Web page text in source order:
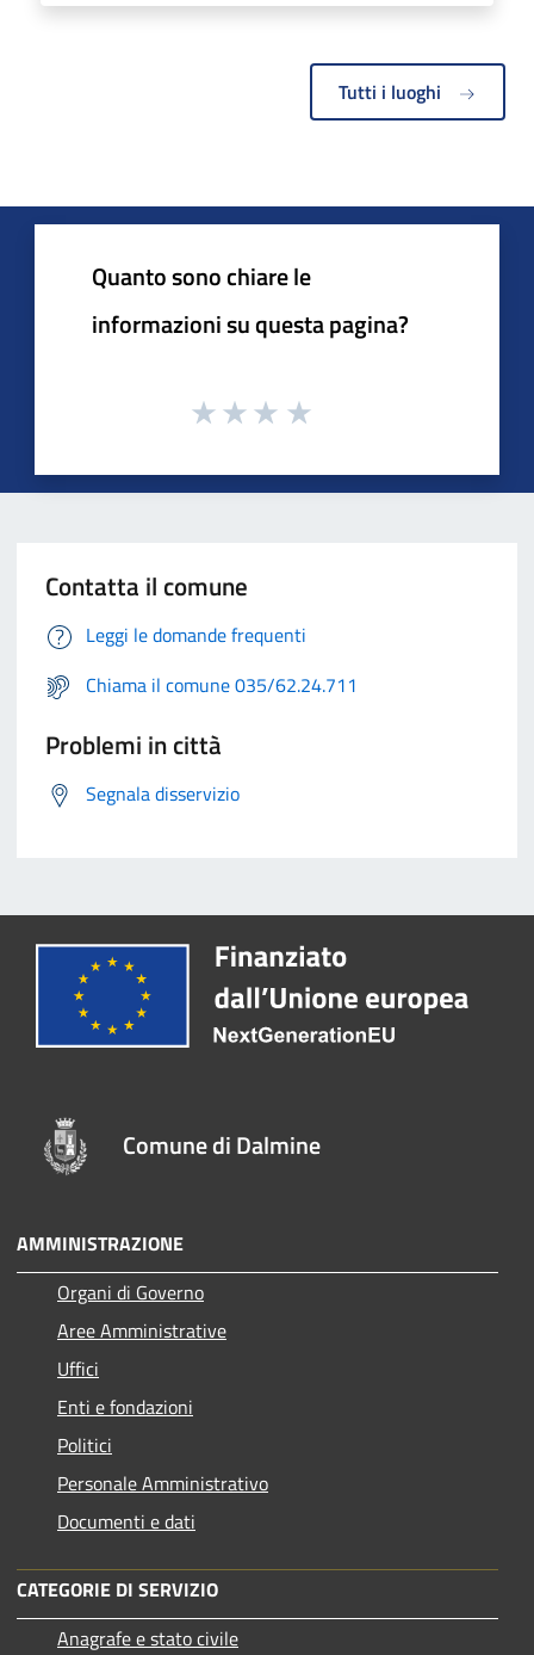
Tutti i luoghi
Quanto sono chiare le
informazioni su questa pagina?
Contatta il comune
Leggi le domande frequenti
Chiama il comune 035/62.24.711
Problemi in città
Segnala disservizio
Comune di Dalmine
AMMINISTRAZIONE
Organi di Governo
Aree Amministrative
Uffici
Enti e fondazioni
Politici
Personale Amministrativo
Documenti e dati
CATEGORIE DI SERVIZIO
Anagrafe e stato civile